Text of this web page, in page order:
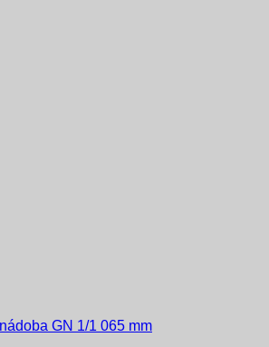
GN 1/1 065 mm